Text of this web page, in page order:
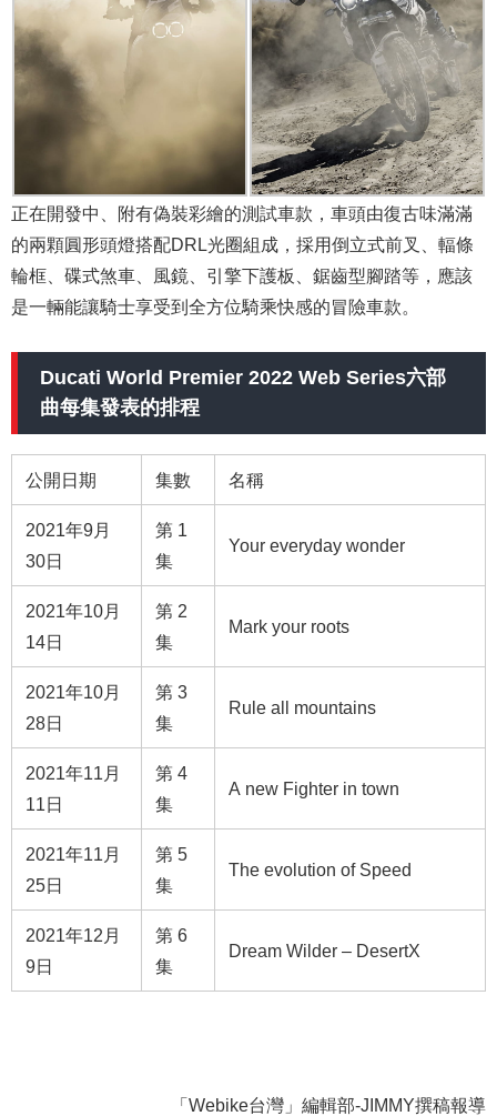
正在開發中、附有偽裝彩繪的測試車款，車頭由復古味滿滿
的兩顆圓形頭燈搭配DRL光圈組成，採用倒立式前叉、輻條
輪框、碟式煞車、風鏡、引擎下護板、鋸齒型腳踏等，應該
是一輛能讓騎士享受到全方位騎乘快感的冒險車款。
Ducati World Premier 2022 Web Series六部
曲每集發表的排程
公開日期 集數 名稱
2021年9月
30日
第 1
集
Your everyday wonder
2021年10月
14日
第 2
集
Mark your roots
2021年10月
28日
第 3
集
Rule all mountains
2021年11月
11日
第 4
集
A new Fighter in town
2021年11月
25日
第 5
集
The evolution of Speed
2021年12月
9日
第 6
集
Dream Wilder – DesertX
「Webike台灣」編輯部-JIMMY撰稿報導